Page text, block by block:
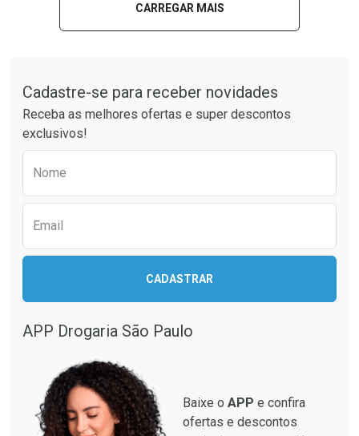
CARREGAR MAIS
Cadastre-se para receber novidades
Receba as melhores ofertas e super descontos
exclusivos!
Nome
Email
CADASTRAR
APP Drogaria São Paulo
Baixe o APP e confira
ofertas e descontos